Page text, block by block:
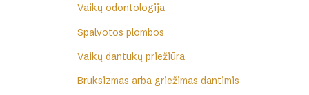
Vaikų odontologija
Spalvotos plombos
Vaikų dantukų priežiūra
Bruksizmas arba griežimas dantimis